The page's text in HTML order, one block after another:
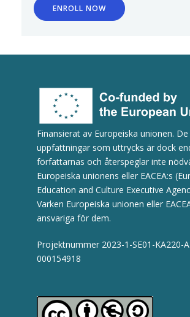
ENROLL NOW
Finansierat av Europeiska unionen.
uppfattningar som uttrycks är dock
författarnas och återspeglar inte
Europeiska unionens eller EACEA:s
Education and Culture Executive
Varken Europeiska unionen eller
ansvariga för dem.
Projektnummer 2023-1-SE01-KA220-
000154918